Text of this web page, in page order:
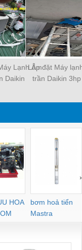
Lạnh Âm
Daikin
sạn – nhà
Lắp đặt Máy
trần Daikin
HOA
bơm hoả tiển
Mastra
›